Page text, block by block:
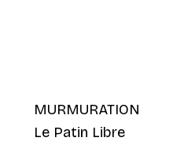
MURMURATION
Le Patin Libre